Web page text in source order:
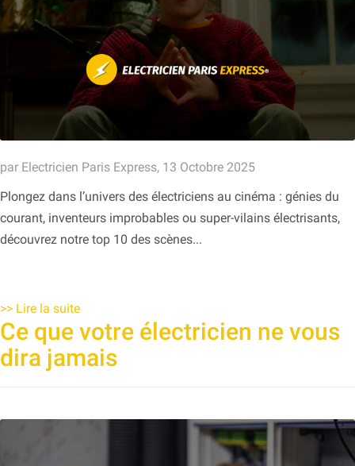
par Electricien Paris Express, 13 Octobre 2025
Plongez dans l’univers des électriciens au cinéma : génies du
courant, inventeurs improbables ou super-vilains électrisants,
découvrez notre top 10 des scènes...
>> Lire la suite
Ce que votre électricien ne vous
dira jamais